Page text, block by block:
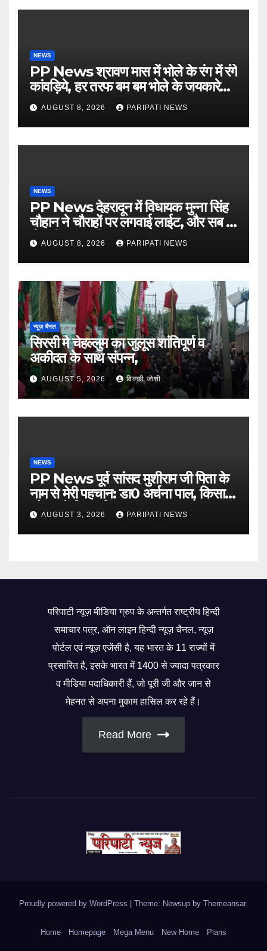
NEWS
PP News श्रावण मास में भोले के रंग में रंगे
कांवड़िये, हर तरफ बम बम भोले के जयकारे…
see more..
AUGUST 8, 2026 PARIPATI NEWS
NEWS
PP News देहरादून में विधायक मुन्ना सिंह
चौहान ने चौराहों पर लगवाई लाईट, और सब में
हो गयी वाह-वाही…
AUGUST 8, 2026 PARIPATI NEWS
न्यूज़ चैनल
सिरसी मे चेहल्लुम का जुलूस शांतिपूर्ण व
अकीदत के साथ संपन्न,
AUGUST 5, 2026 विक्की जोशी
NEWS
PP News पूर्व सांसद मुशीराम जी पिता के
नाम से मेरी पहचान: डा0 अर्चना पाल, किसान
चौपाल में दिया परिचय
AUGUST 3, 2026 PARIPATI NEWS
परिपाटी न्यूज़ मीडिया ग्रुप के अन्तर्गत राष्ट्रीय हिन्दी
समाचार पत्र, ऑन लाइन हिन्दी न्यूज़ चैनल, न्यूज़
पोर्टल एवं न्यूज़ एजेंसी है, यह भारत के 11 राज्यों में
प्रसारित है, इसके भारत में 1400 से ज्यादा पत्रकार
व मीडिया पदाधिकारी हैं, जो पूरी जी और जान से
मेहनत से अपना मुकाम हासिल कर रहे हैं।
Read More
Proudly powered by WordPress Theme: Newsup by Themeansar.
Home Homepage Mega Menu New Home Plans